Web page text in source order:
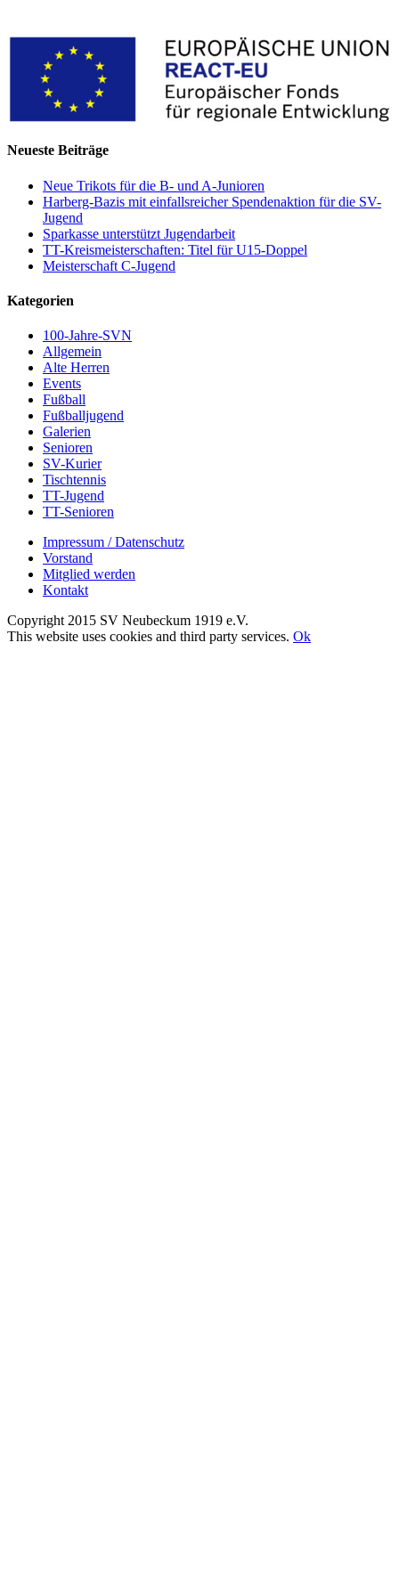
Neueste Beiträge
Neue Trikots für die B- und A-Junioren
Harberg-Bazis mit einfallsreicher Spendenaktion für die SV-
Jugend
Sparkasse unterstützt Jugendarbeit
TT-Kreismeisterschaften: Titel für U15-Doppel
Meisterschaft C-Jugend
Kategorien
100-Jahre-SVN
Allgemein
Alte Herren
Events
Fußball
Fußballjugend
Galerien
Senioren
SV-Kurier
Tischtennis
TT-Jugend
TT-Senioren
Impressum / Datenschutz
Vorstand
Mitglied werden
Kontakt
Copyright 2015 SV Neubeckum 1919 e.V.
Facebook
E-
Toggle
This website uses cookies and third party services. Ok